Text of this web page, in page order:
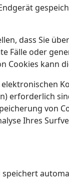
dass Sie
Fälle oder
Cookies kann
erforderlich
von
Ihres